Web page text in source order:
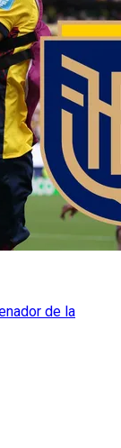
de la